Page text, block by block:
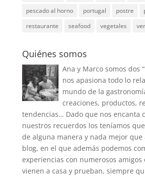
pescado al horno
portugal postre
restaurante
seafood vegetales
Quiénes somos
Ana y Marco somos dos
nos apasiona todo lo
mundo de la
creaciones, productos,
tendencias… Dado que nos encanta
nuestros recuerdos los teníamos
de alguna manera y nada mejor que
blog, en el que además podemos
experiencias con numerosos amigos
vienen a casa y prueban, siempre